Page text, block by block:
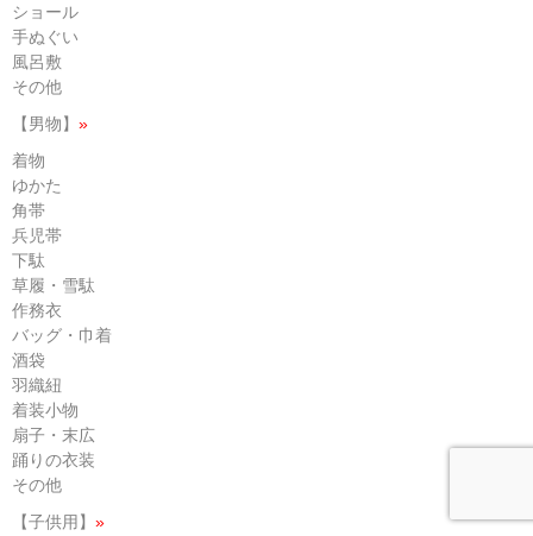
ショール
手ぬぐい
風呂敷
その他
【男物】 »
着物
ゆかた
角帯
兵児帯
下駄
草履・雪駄
作務衣
バッグ・巾着
酒袋
羽織紐
着装小物
扇子・末広
踊りの衣装
その他
【子供用】 »